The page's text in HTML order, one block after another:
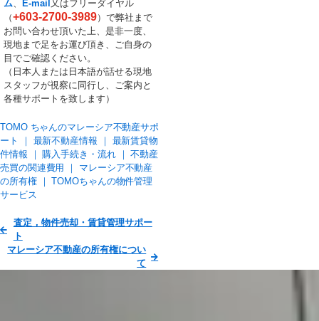
ム
E-mail 又はフリーダイヤル
（+603-2700-3989）で弊社まで
お問い合わせ頂いた上、是非一度、
現地まで足をお運び頂き、ご自身の
目でご確認ください。
（日本人または日本語が話せる現地
スタッフが視察に同行し、ご案内と
各種サポートを致します）
TOMO ちゃんのマレーシア不動産サポ
ート ｜ 最新不動産情報 ｜ 最新賃貸物
件情報 ｜購入手続き・流れ｜不動産
売買の関連費用 ｜ マレーシア不動産
の所有権｜TOMOちゃんの物件管理
サービス
査定，物件売却・賃貸管理サポー
ト
マレーシア不動産の所有権につい
て